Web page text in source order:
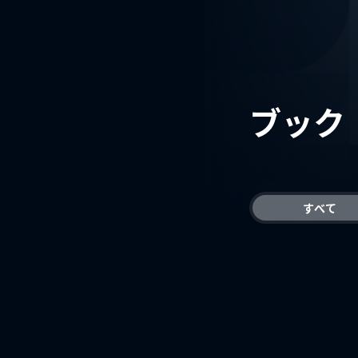
ブック
すべて